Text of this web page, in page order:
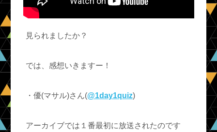
見られましたか？
では、感想いきますー！
・優(マサル)さん(@1day1quiz)
アーカイブでは１番最初に放送されたのです